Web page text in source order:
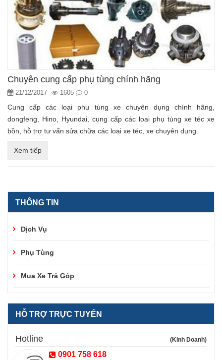
Chuyên cung cấp phụ tùng chính hãng
21/12/2017 1605 0
Cung cấp các loại phụ tùng xe chuyên dụng chính hãng,
dongfeng, Hino, Hyundai, cung cấp các loai phụ tùng xe téc xe
bồn, hỗ trợ tư vấn sửa chữa các loại xe téc, xe chuyên dụng.
Xem tiếp
THÔNG TIN
Dịch Vụ
Phụ Tùng
Mua Xe Trả Góp
HỖ TRỢ TRỰC TUYẾN
Hotline (Kinh Doanh)
0901 758 618